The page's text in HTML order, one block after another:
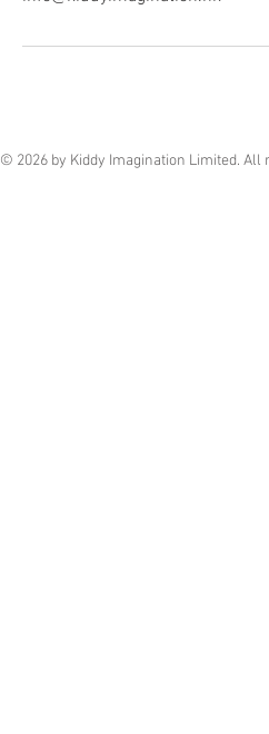
© 2026 by Kiddy Imagination Limited. All